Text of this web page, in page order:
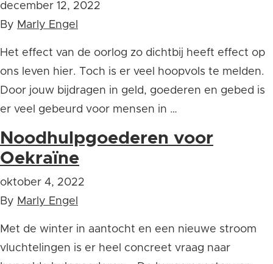
december 12, 2022
By Marly Engel
Het effect van de oorlog zo dichtbij heeft effect op
ons leven hier. Toch is er veel hoopvols te melden.
Door jouw bijdragen in geld, goederen en gebed is
er veel gebeurd voor mensen in …
Noodhulpgoederen voor
Oekraïne
oktober 4, 2022
By Marly Engel
Met de winter in aantocht en een nieuwe stroom
vluchtelingen is er heel concreet vraag naar